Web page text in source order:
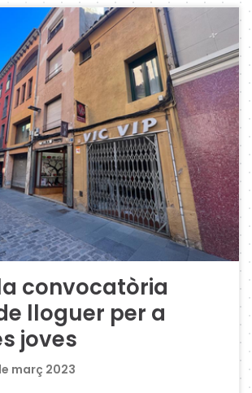
convocatòria
lloguer per a
joves
març 2023